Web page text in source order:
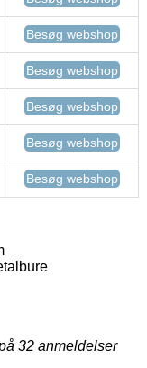
Besøg webshop
Besøg webshop
Besøg webshop
Besøg webshop
Besøg webshop
32 anmeldelser